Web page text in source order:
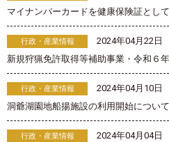
マイナンバーカードを健康保険証とし
行政・産業情報
2024年04月22日
新規狩猟免許取得等補助事業・令和６
行政・産業情報
2024年04月10日
洞爺湖園地船揚施設の利用開始について
行政・産業情報
2024年04月04日